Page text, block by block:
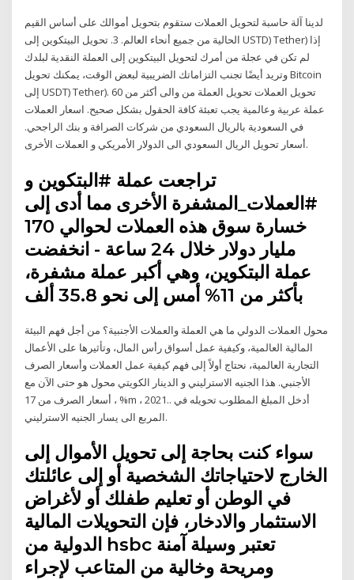
لدينا آلة حاسبة لتحويل العملات ستقوم بتحويل أموالك على أساس القيم
الحالية من جميع أنحاء العالم. 3. تحويل البيتكوين إلى USTD) Tether) إذا
لم تكن في عجلة من أمرك لتحويل البيتكوين إلى العملة النقدية لبلدك
وتريد أيضًا تجنب التزاماتك الضريبية لبعض الوقت، يمكنك تحويل Bitcoin
إلى USDT) Tether). تحويل العملات تحويل العملة من والى أكثر من 60
عملة عربية وعالمية يجب تعبئة كافة الحقول بشكل صحيح. اسعار العملات
في السعودية بالريال السعودي من شركات الصرافة و بنك الراجحي.
أسعار تحويل الريال السعودي الى الدولار الأمريكي و العملات الأخرى.
تراجعت عملة #البتكوين و
#العملات_المشفرة الأخرى مما أدى إلى
خسارة سوق هذه العملات لحوالي 170
مليار دولار خلال 24 ساعة - انخفضت
عملة البتكوين، وهي أكبر عملة مشفرة،
بأكثر من 11% أمس إلى نحو 35.8 ألف
محول العملات الدولي ما هي العملة والعملات الأجنبية؟ من أجل فهم البيئة
المالية العالمية، وكيفية عمل أسواق رأس المال، وتأثيرها على الأعمال
التجارية العالمية، نحتاج أولاً إلى فهم كيفية عمل العملات وأسعار الصرف
الأجنبي. هذا الجنيه الاسترليني و الدينار الكويتي محول هو حتى الآن مع
أسعار الصرف من 17 ، %m ، 2021.. أدخل المبلغ المطلوب تحويله في
المربع الى يسار الجنيه الاسترليني.
سواء كنت بحاجة إلى تحويل الأموال إلى
الخارج لاحتياجاتك الشخصية أو إلى عائلتك
في الوطن أو تعليم طفلك أو لأغراض
الاستثمار والادخار، فإن التحويلات المالية
الدولية من hsbc تعتبر وسيلة آمنة
ومريحة وخالية من المتاعب لإجراء